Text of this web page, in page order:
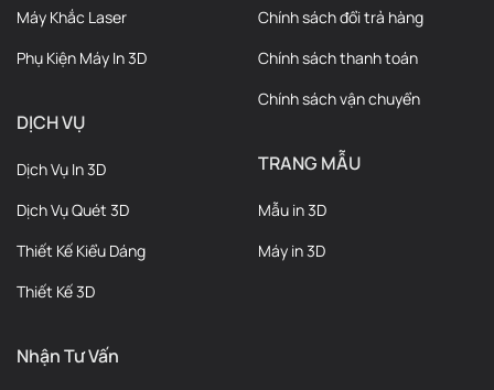
Máy Khắc Laser
Phụ Kiện Máy In 3D
DỊCH VỤ
Dịch Vụ In 3D
Dịch Vụ Quét 3D
Thiết Kế Kiểu Dáng
Thiết Kế 3D
Chính sách đổi trả hàng
Chính sách thanh toán
Chính sách vận chuyển
TRANG MẪU
Mẫu in 3D
Máy in 3D
Nhận Tư Vấn